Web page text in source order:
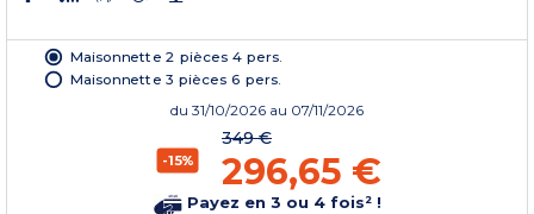
Maisonnette 2 pièces 4 pers.
Maisonnette 3 pièces 6 pers.
du 31/10/2026 au 07/11/2026
-15%
349 €
296,65 €
Payez en 3 ou 4 fois² !